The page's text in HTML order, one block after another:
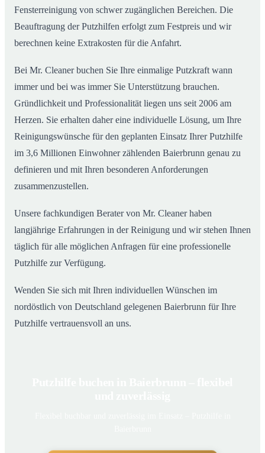
Fensterreinigung von schwer zugänglichen Bereichen. Die
Beauftragung der Putzhilfen erfolgt zum Festpreis und wir
berechnen keine Extrakosten für die Anfahrt.
Bei Mr. Cleaner buchen Sie Ihre einmalige Putzkraft wann
immer und bei was immer Sie Unterstützung brauchen.
Gründlichkeit und Professionalität liegen uns seit 2006 am
Herzen. Sie erhalten daher eine individuelle Lösung, um Ihre
Reinigungswünsche für den geplanten Einsatz Ihrer Putzhilfe
im 3,6 Millionen Einwohner zählenden Baierbrunn genau zu
definieren und mit Ihren besonderen Anforderungen
zusammenzustellen.
Unsere fachkundigen Berater von Mr. Cleaner haben
langjährige Erfahrungen in der Reinigung und wir stehen Ihnen
täglich für alle möglichen Anfragen für eine professionelle
Putzhilfe zur Verfügung.
Wenden Sie sich mit Ihren individuellen Wünschen im
nordöstlich von Deutschland gelegenen Baierbrunn für Ihre
Putzhilfe vertrauensvoll an uns.